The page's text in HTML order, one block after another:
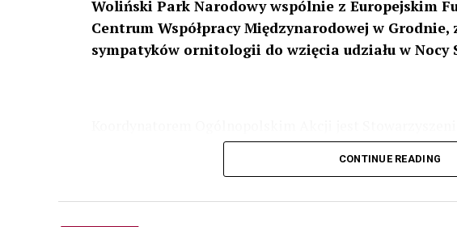
Woliński Park Narodowy wspólnie z Europejskim
Centrum Współpracy Międzynarodowej w
sympatyków ornitologii do wzięcia udziału w Nocy
odbędzie się w dniach24 i 25 lutego 2023 r. wg
CONTINUE READING